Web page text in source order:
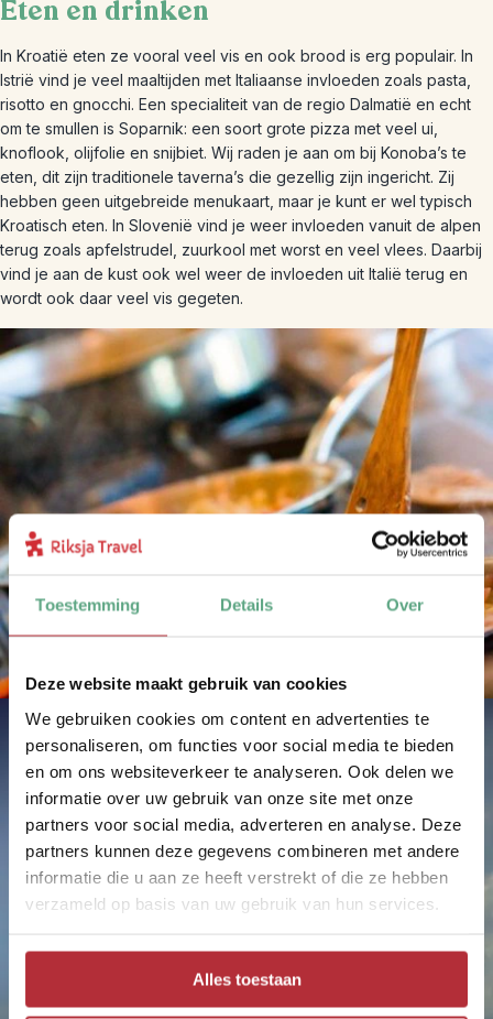
Toestemming Details Over
Deze website maakt gebruik van cookies
We gebruiken cookies om content en advertenties te
personaliseren, om functies voor social media te bieden
en om ons websiteverkeer te analyseren. Ook delen we
informatie over uw gebruik van onze site met onze
partners voor social media, adverteren en analyse. Deze
partners kunnen deze gegevens combineren met andere
informatie die u aan ze heeft verstrekt of die ze hebben
verzameld op basis van uw gebruik van hun services.
Alles toestaan
Eten en drinken
In Kroatië eten ze vooral veel vis en ook brood is erg populair. In
Istrië vind je veel maaltijden met Italiaanse invloeden zoals pasta,
risotto en gnocchi. Een specialiteit van de regio Dalmatië en echt
om te smullen is Soparnik: een soort grote pizza met veel ui,
knoflook, olijfolie en snijbiet. Wij raden je aan om bij Konoba’s te
eten, dit zijn traditionele taverna’s die gezellig zijn ingericht. Zij
hebben geen uitgebreide menukaart, maar je kunt er wel typisch
Kroatisch eten. In Slovenië vind je weer invloeden vanuit de alpen
terug zoals apfelstrudel, zuurkool met worst en veel vlees. Daarbij
vind je aan de kust ook wel weer de invloeden uit Italië terug en
wordt ook daar veel vis gegeten.